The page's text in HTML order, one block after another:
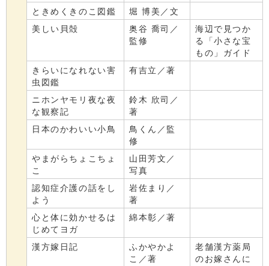
ときめくきのこ図鑑
堀 博美／文
美しい貝殻
奥谷 喬司／
監修
海辺で見つか
る「小さな宝
もの」ガイド
きらいになれない害
虫図鑑
有吉立／著
ニホンヤモリ夜な夜
な観察記
鈴木 欣司／
著
日本のかわいい小鳥
鳥くん／監
修
やまがらちょこちょ
こ
山田芳文／
写真
認知症介護の話をし
よう
岩佐まり／
著
心と体に効かせるは
じめてヨガ
綿本彰／著
漢方嫁日記
ふかやかよ
こ／著
老舗漢方薬局
のお嫁さんに